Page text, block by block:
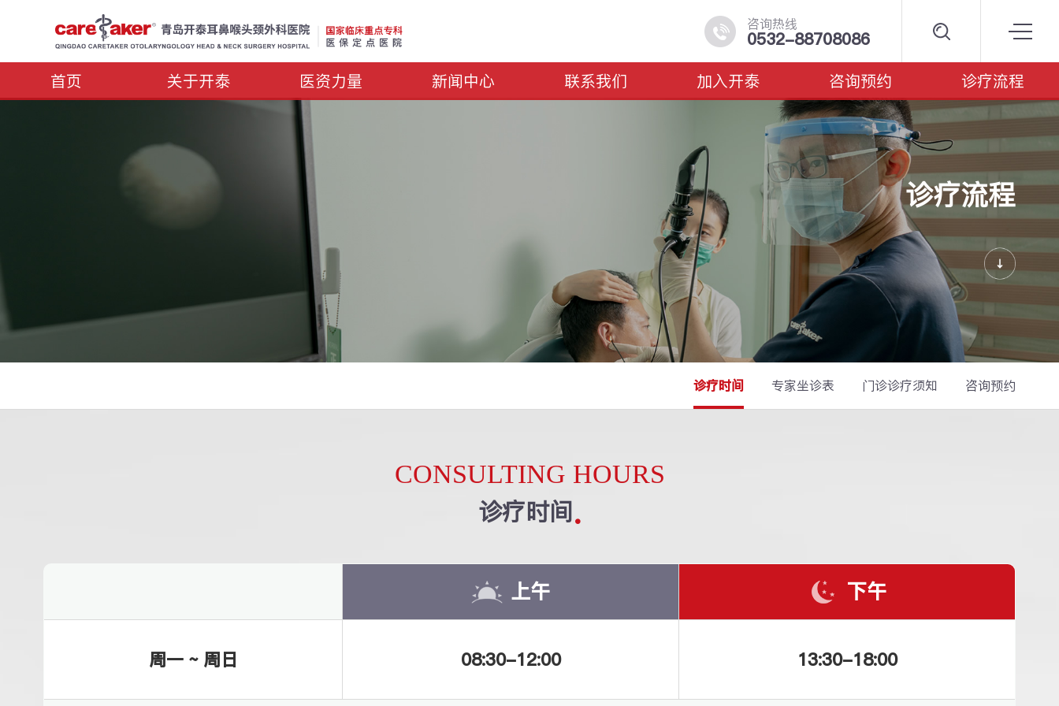
咨询热线
0532-88708086
首页
关于开泰 医资力量 新闻中心 联系我们 加入开泰 咨询预约 诊疗流程
诊疗流程
诊疗时间 专家坐诊表 门诊诊疗须知 咨询预约
CONSULTING HOURS
诊疗时间
上午 下午
周一 ~ 周日 08:30-12:00 13:30-18:00